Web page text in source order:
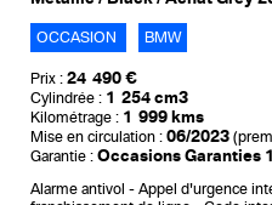
OCCASION BMW
Prix : 24 490 €
Cylindrée : 1 254 cm3
Kilométrage : 1 999 kms
Mise en circulation : 06/2023
Garantie : Occasions Garanties
Alarme antivol Appel d'urgence